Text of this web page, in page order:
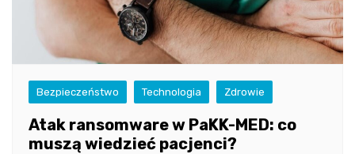
Bezpieczeństwo Technologia Zdrowie
Atak ransomware w PaKK-MED: co
muszą wiedzieć pacjenci?